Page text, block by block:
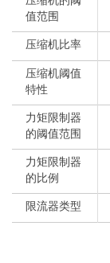
值范围
压缩机比率
压缩机阈值
特性
力矩限制器
的阈值范围
力矩限制器
的比例
限流器类型